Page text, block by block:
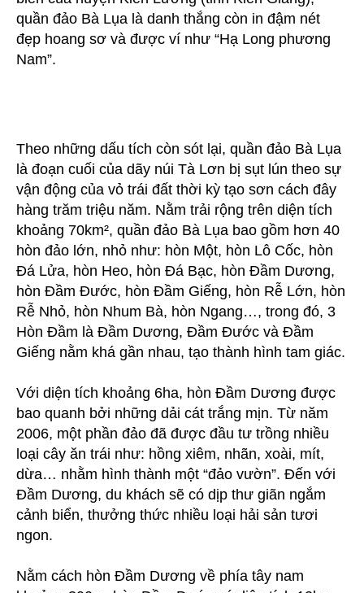
quần đảo Bà Lụa là danh thắng còn in đậm nét
đẹp hoang sơ và được ví như “Hạ Long phương
Nam”.
Theo những dấu tích còn sót lại, quần đảo Bà Lụa
là đoạn cuối của dãy núi Tà Lơn bị sụt lún theo sự
vận động của vỏ trái đất thời kỳ tạo sơn cách đây
hàng trăm triệu năm. Nằm trải rộng trên diện tích
khoảng 70km², quần đảo Bà Lụa bao gồm hơn 40
hòn đảo lớn, nhỏ như: hòn Một, hòn Lô Cốc, hòn
Đá Lửa, hòn Heo, hòn Đá Bạc, hòn Đầm Dương,
hòn Đầm Đước, hòn Đầm Giếng, hòn Rễ Lớn, hòn
Rễ Nhỏ, hòn Nhum Bà, hòn Ngang…, trong đó, 3
Hòn Đầm là Đầm Dương, Đầm Đước và Đầm
Giếng nằm khá gần nhau, tạo thành hình tam giác.
Với diện tích khoảng 6ha, hòn Đầm Dương được
bao quanh bởi những dải cát trắng mịn. Từ năm
2006, một phần đảo đã được đầu tư trồng nhiều
loại cây ăn trái như: hồng xiêm, nhãn, xoài, mít,
dừa… nhằm hình thành một “đảo vườn”. Đến với
Đầm Dương, du khách sẽ có dịp thư giãn ngắm
cảnh biển, thưởng thức nhiều loại hải sản tươi
ngon.
Nằm cách hòn Đầm Dương về phía tây nam